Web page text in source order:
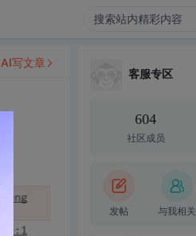
写文章
客服专区
604
社区成员
发帖 与我相关